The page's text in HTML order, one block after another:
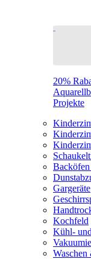
20%
Projekte
Gargeräte
Kochfeld
Kühl-